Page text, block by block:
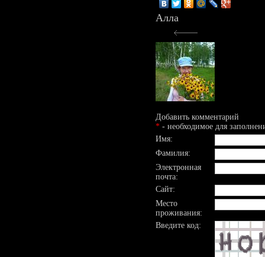
Алла
Добавить комментарий
* - необходимое для
Имя:
Фамилия:
Электронная
почта:
Сайт:
Место
проживания:
Введите код: